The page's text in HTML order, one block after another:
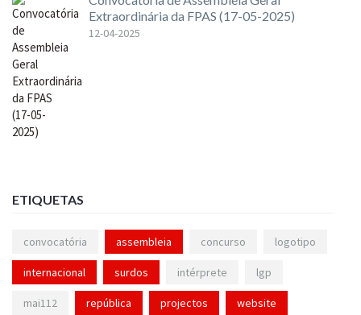
Extraordinária da FPAS (17-05-2025)
12-04-2025
ETIQUETAS
convocatória assembleia concurso logotipo
internacional surdos intérprete lgp
mai112 república projectos website